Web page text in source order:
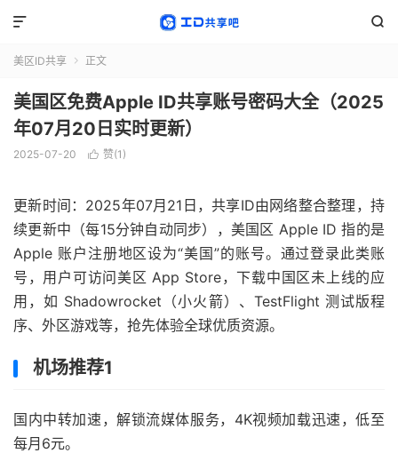


美区ID共享  正文
美国区免费Apple ID共享账号密码大全（2025
年07月20日实时更新）
2025-07-20  赞(1 )
更新时间：2025年07月21日，共享ID由网络整合整理，持
续更新中（每15分钟自动同步），美国区 Apple ID 指的是
Apple 账户注册地区设为“美国”的账号。通过登录此类账
号，用户可访问美区 App Store，下载中国区未上线的应
用，如 Shadowrocket（小火箭）、TestFlight 测试版程
序、外区游戏等，抢先体验全球优质资源。
机场推荐1
国内中转加速，解锁流媒体服务，4K视频加载迅速，低至
每月6元。